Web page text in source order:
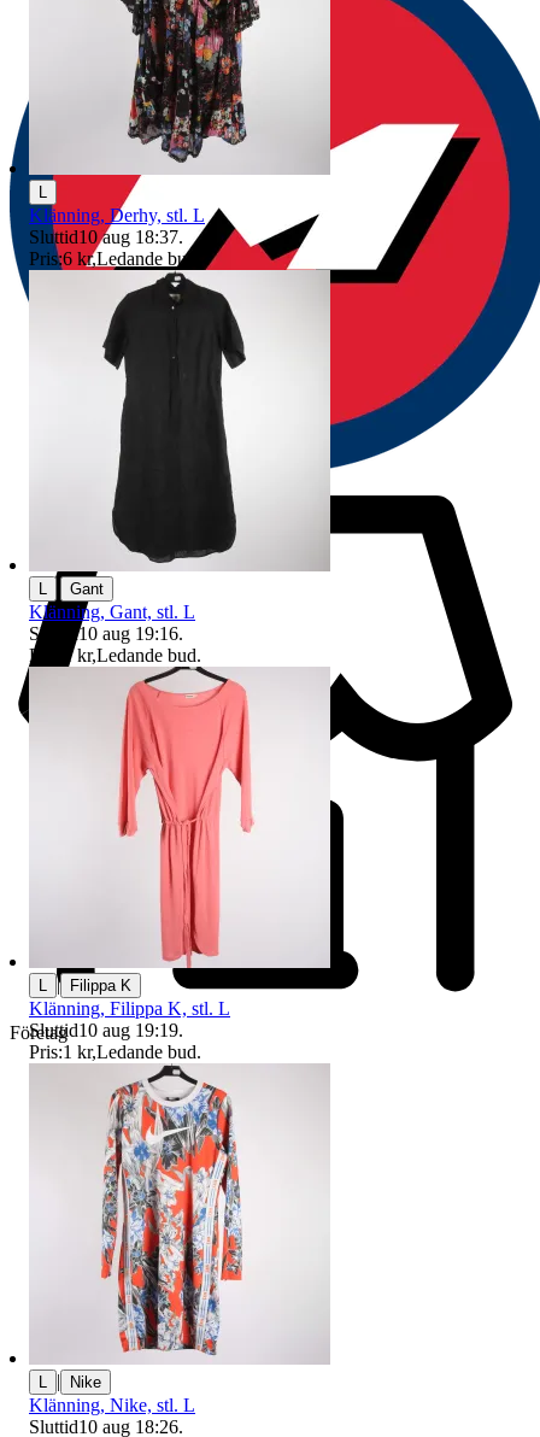
Företag
L
Klänning, Derhy, stl. L
Sluttid10 aug 18:37.
Pris:6 kr,Ledande bud
L Gant
Klänning, Gant, stl. L
Sluttid10 aug 19:16.
Pris:
1 kr,Ledande bud.
L | Filippa K
Klänning, Filippa K, stl. L
Sluttid10 aug 19:19.
Pris:1 kr,Ledande bud.
L | Nike
Klänning, Nike, stl. L
Sluttid10 aug 18:26.